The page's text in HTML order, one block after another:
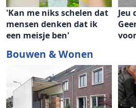
'Kan me niks schelen dat
mensen denken dat ik
een meisje ben'
Jeu
Bouwen & Wonen